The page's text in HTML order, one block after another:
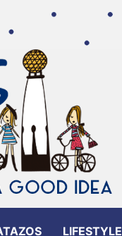
LIFESTYLE